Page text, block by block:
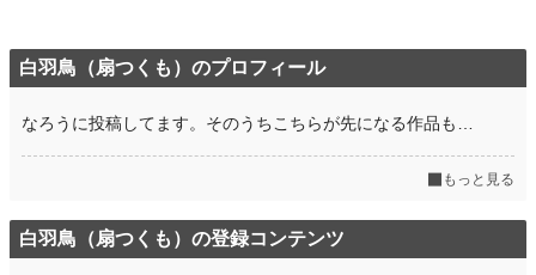
白羽鳥（扇つくも）のプロフィール
なろうに投稿してます。そのうちこちらが先になる作品も…
もっと見る
白羽鳥（扇つくも）の登録コンテンツ